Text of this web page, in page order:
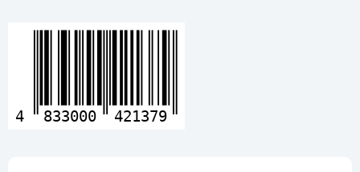
4 833000 421379